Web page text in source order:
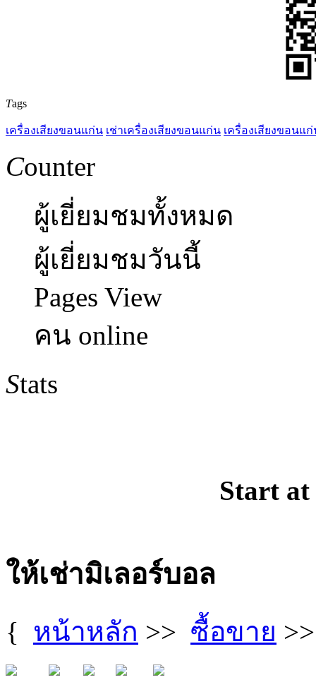
Tags
เครื่องเสียงขอนแก่น เช่าเครื่องเสียงขอนแก่น เครื่องเสียงขอนแ
Counter
ผู้เยี่ยมชมทั้งหมด
ผู้เยี่ยมชมวันนี้
Pages View
คน online
Stats
Start at
ให้เช่ามิเลอร์บอล
{ หน้าหลัก >> ซื้อขาย